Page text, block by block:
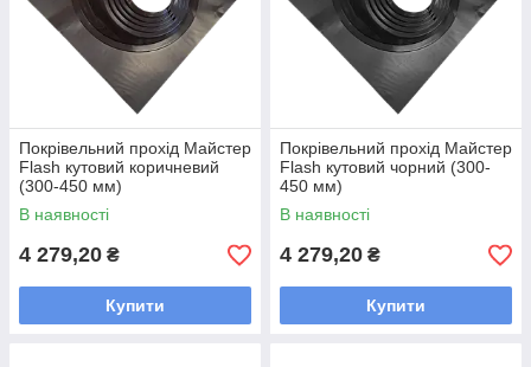
Покрівельний прохід Майстер
Flash кутовий коричневий
(300-450 мм)
В наявності
4 279,20 ₴
Купити
Покрівельний прохід Майстер
Flash кутовий чорний (300-
450 мм)
В наявності
4 279,20 ₴
Купити